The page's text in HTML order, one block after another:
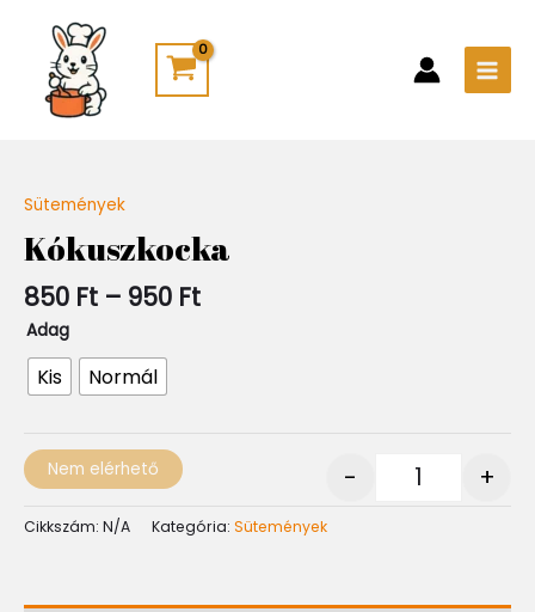
content
Sütemények
Kókuszkocka
850 Ft – 950 Ft
850 Ft
-
950 Ft
Adag
Kis Normál
- +
Nem elérhető
Cikkszám: N/A Kategória: Sütemények